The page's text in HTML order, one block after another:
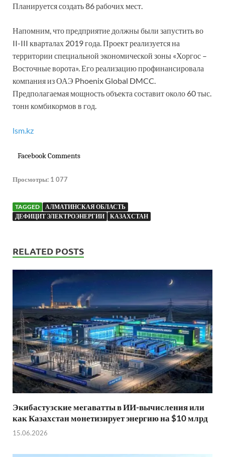
Планируется создать 86 рабочих мест.
Напомним, что предприятие должны были запустить во
II-III кварталах 2019 года. Проект реализуется на
территории специальной экономической зоны «Хоргос –
Восточные ворота». Его реализацию профинансировала
компания из ОАЭ Phoenix Global DMCC.
Предполагаемая мощность объекта составит около 60 тыс.
тонн комбикормов в год.
lsm.kz
Facebook Comments
Просмотры: 1 077
TAGGED
АЛМАТИНСКАЯ ОБЛАСТЬ
ДЕФИЦИТ ЭЛЕКТРОЭНЕРГИИ
КАЗАХСТАН
RELATED POSTS
Экибастузские мегаватты в ИИ-вычисления или
как Казахстан монетизирует энергию на $10 млрд
15.06.2026